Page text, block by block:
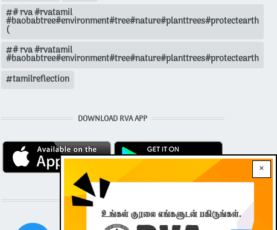
×
# rva #rvatamil
#baobabtree#environment#tree#nature#planttrees#protectearth
(
# rva #rvatamil
#baobabtree#environment#tree#nature#planttrees#protectearth
tamilreflection
DOWNLOAD RVA APP
STAY CONNECTED WITH US!